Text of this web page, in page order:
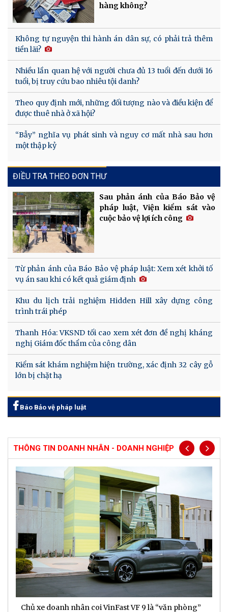
hàng không?
Không tự nguyện thi hành án dân sự, có phải trả thêm
tiền lãi?
Nhiều lần quan hệ với người chưa đủ 13 tuổi đến dưới 16
tuổi, bị truy cứu bao nhiêu tội danh?
Theo quy định mới, những đối tượng nào và điều kiện để
được thuê nhà ở xã hội?
“Bẫy” nghĩa vụ phát sinh và nguy cơ mất nhà sau hơn
một thập kỷ
ĐIỀU TRA THEO ĐƠN THƯ
Sau phản ánh của Báo Bảo vệ
pháp luật, Viện kiểm sát vào
cuộc bảo vệ lợi ích công
Từ phản ánh của Báo Bảo vệ pháp luật: Xem xét khởi tố
vụ án sau khi có kết quả giám định
Khu du lịch trải nghiệm Hidden Hill xây dựng công
trình trái phép
Thanh Hóa: VKSND tối cao xem xét đơn đề nghị kháng
nghị Giám đốc thẩm của công dân
Kiểm sát khám nghiệm hiện trường, xác định 32 cây gỗ
lớn bị chặt hạ
Báo Bảo vệ pháp luật
THÔNG TIN DOANH NHÂN - DOANH NGHIỆP
Chủ xe doanh nhân coi VinFast VF 9 là “văn phòng”